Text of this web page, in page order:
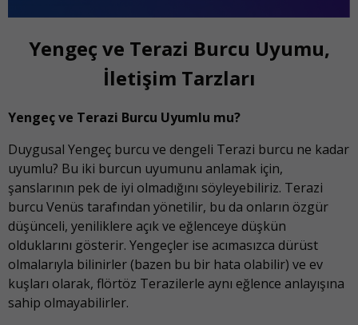
Yengeç ve Terazi Burcu Uyumu,
İletişim Tarzları
Yengeç ve Terazi Burcu Uyumlu mu?
Duygusal Yengeç burcu ve dengeli Terazi burcu ne kadar
uyumlu? Bu iki burcun uyumunu anlamak için,
şanslarının pek de iyi olmadığını söyleyebiliriz. Terazi
burcu Venüs tarafından yönetilir, bu da onların özgür
düşünceli, yeniliklere açık ve eğlenceye düşkün
olduklarını gösterir. Yengeçler ise acımasızca dürüst
olmalarıyla bilinirler (bazen bu bir hata olabilir) ve ev
kuşları olarak, flörtöz Terazilerle aynı eğlence anlayışına
sahip olmayabilirler.